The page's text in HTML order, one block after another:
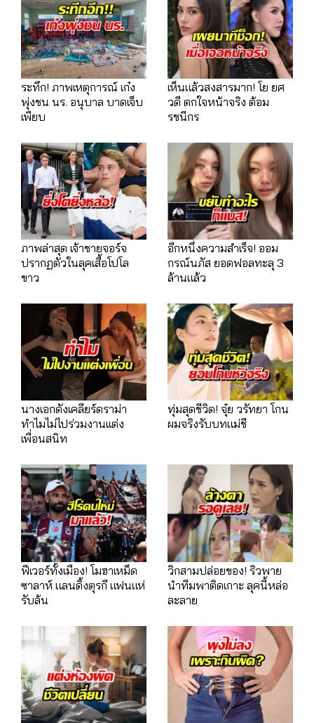
ระทึก! ภาพเหตุการณ์ เก๋ง
พุ่งชน นร. อนุบาล บาดเจ็บ
เพียบ
เห็นแล้วสงสารมาก! โย ยศ
วดี ตกใจหน้าจริง ต้อม
รชนีกร
ภาพล่าสุด เจ้าชายจอร์จ
ปรากฏตัวในลุคเสื้อโปโล
ขาว
อีกหนึ่งความสำเร็จ! ออม
กรณ์นภัส ยอดฟอลทะลุ 3
ล้านแล้ว
นางเอกดังเคลียร์ดราม่า
ทำไมไม่ไปร่วมงานเเต่ง
เพื่อนสนิท
ทุ่มสุดชีวิต! จุ๋ย วรัทยา โกน
ผมจริงรับบทแม่ชี
ฟีเวอร์ทั้งเมือง! โมฮาเหม็ด
ซาลาห์ แลนดิ้งตุรกี แฟนแห่
รับล้น
วิกสามปล่อยของ! ริวพาย
นำทีมพาติดเกาะ ลุคนี้หล่อ
ละลาย